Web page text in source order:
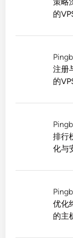
的
注册
的
排行
化与
优化
的主